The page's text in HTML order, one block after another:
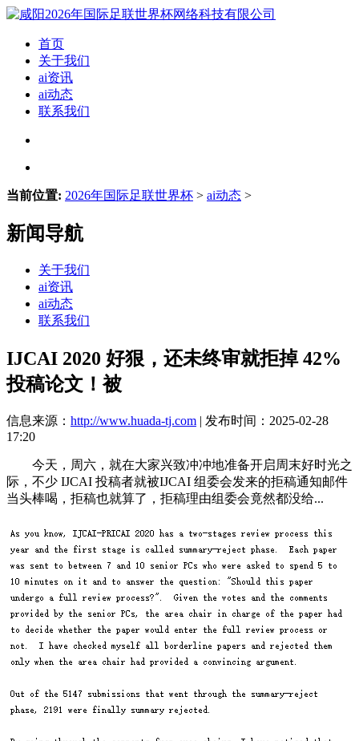
首页
关于我们
ai资讯
ai动态
联系我们
当前位置: 2026年国际足联世界杯 > ai动态 >
新闻导航
关于我们
ai资讯
ai动态
联系我们
IJCAI 2020 好狠，还未终审就拒掉 42%
投稿论文！被
信息来源： http://www.huada-tj.com | 发布时间：2025-02-28
17:20
今天，周六，就在大家兴致冲冲地准备开启周末好时光之
际，不少 IJCAI 投稿者就被IJCAI 组委会发来的拒稿通知邮件
当头棒喝，拒稿也就算了，拒稿理由组委会竟然都没给...